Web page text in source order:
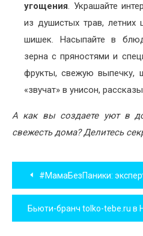
угощения. Украшайте
из душистых трав, летних
шишек. Насыпайте в
зерна с пряностями и
фрукты, свежую выпечку,
«звучат» в унисон,
А как вы создаете уют в
свежесть дома? Делитесь
Навигация
по
записям
#МамаБезПаники: эксперты о самом